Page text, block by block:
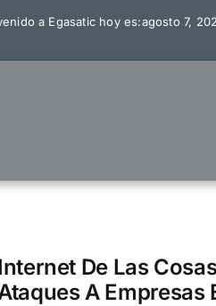
a Egasatic hoy es:agosto 7,
De Las
A Empresas